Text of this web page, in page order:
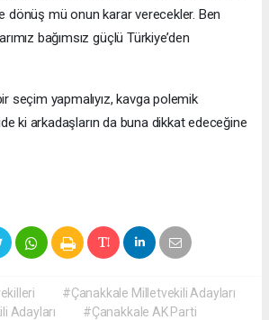
dönüş mü onun karar verecekler. Ben
bağımsız güçlü Türkiye’den
seçim yapmalıyız, kavga polemik
ki arkadaşların da buna dikkat edeceğine
#Çanakkale Milletvekili Adayları
Adayları
#Çanakkale AK Parti